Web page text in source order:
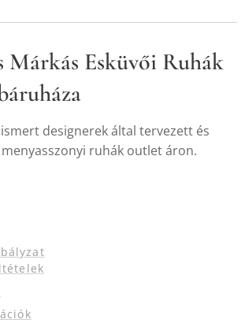
Márkás Esküvői Ruhák
designerek által tervezett és
ruhák outlet áron.